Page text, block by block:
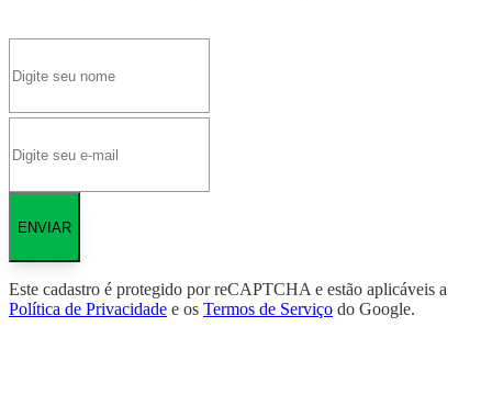
ENVIAR
Este cadastro é protegido por reCAPTCHA e estão aplicáveis a
Política de Privacidade e os Termos de Serviço do Google.